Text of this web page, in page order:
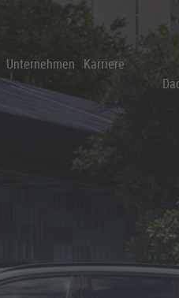
Unternehmen Karriere